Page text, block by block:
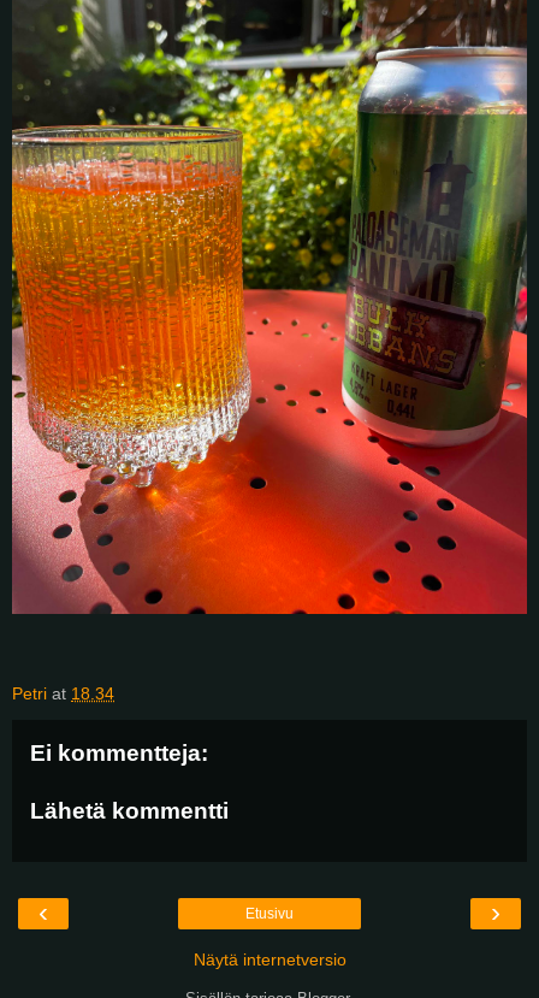
Petri at 18.34
Ei kommentteja:
Lähetä kommentti
‹ ›
Etusivu
Näytä internetversio